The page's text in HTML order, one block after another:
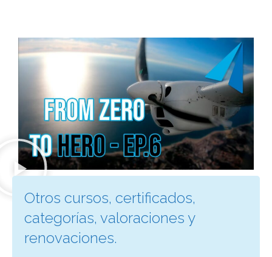
Otros cursos, certificados,
categorías, valoraciones y
renovaciones.